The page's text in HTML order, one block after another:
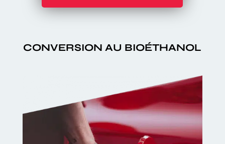
CONVERSION AU BIOÉTHANOL